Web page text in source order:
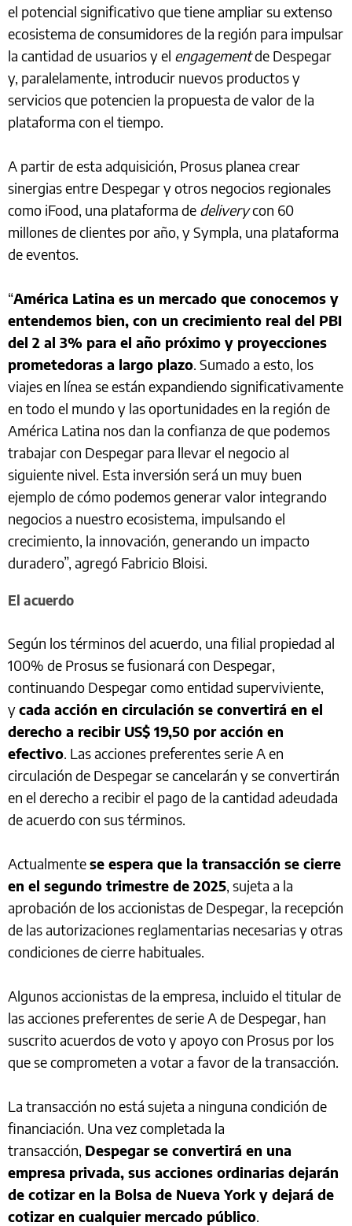
el potencial significativo que tiene ampliar su extenso
ecosistema de consumidores de la región para impulsar
la cantidad de usuarios y el engagementde Despegar
y, paralelamente, introducir nuevos productos y
servicios que potencien la propuesta de valor de la
plataforma con el tiempo.
A partir de esta adquisición, Prosus planea crear
sinergias entre Despegar y otros negocios regionales
como iFood, una plataforma de deliverycon 60
millones de clientes por año, y Sympla, una plataforma
de eventos.
“América Latina es un mercado que conocemos y
entendemos bien, con un crecimiento real del PBI
del 2 al 3% para el año próximo y proyecciones
prometedoras a largo plazo. Sumado a esto, los
viajes en línea se están expandiendo significativamente
en todo el mundo y las oportunidades en la región de
América Latina nos dan la confianza de que podemos
trabajar con Despegar para llevar el negocio al
siguiente nivel. Esta inversión será un muy buen
ejemplo de cómo podemos generar valor integrando
negocios a nuestro ecosistema, impulsando el
crecimiento, la innovación, generando un impacto
duradero”, agregó Fabricio Bloisi.
El acuerdo
Según los términos del acuerdo, una filial propiedad al
100% de Prosus se fusionará con Despegar,
continuando Despegar como entidad superviviente,
ycada acción en circulación se convertirá en el
derecho a recibir US$ 19,50 por acción en
efectivo. Las acciones preferentes serie A en
circulación de Despegar se cancelarán y se convertirán
en el derecho a recibir el pago de la cantidad adeudada
de acuerdo con sus términos.
Actualmentese espera que la transacción se cierre
en el segundo trimestre de 2025, sujeta a la
aprobación de los accionistas de Despegar, la recepción
de las autorizaciones reglamentarias necesarias y otras
condiciones de cierre habituales.
Algunos accionistas de la empresa, incluido el titular de
las acciones preferentes de serie A de Despegar, han
suscrito acuerdos de voto y apoyo con Prosus por los
que se comprometen a votar a favor de la transacción.
La transacción no está sujeta a ninguna condición de
financiación. Una vez completada la
transacción, Despegar se convertirá en una
empresa privada, sus acciones ordinarias dejarán
de cotizar en la Bolsa de Nueva York y dejará de
cotizar en cualquier mercado público.